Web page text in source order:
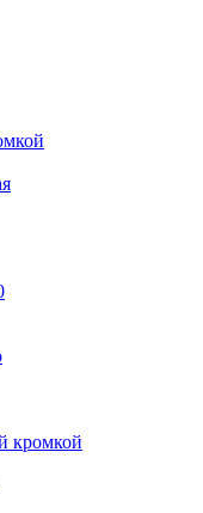
кромкой